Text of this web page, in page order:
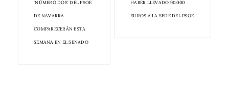
'NÚMERO DOS' DEL PSOE
DE NAVARRA
COMPARECERÁN ESTA
SEMANA EN EL SENADO
HABER LLEVADO 90.000
EUROS A LA SEDE DEL PSOE